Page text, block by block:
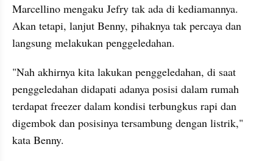
Marcellino mengaku Jefry tak ada di kediamannya.
Akan tetapi, lanjut Benny, pihaknya tak percaya dan
langsung melakukan penggeledahan.
"Nah akhirnya kita lakukan penggeledahan, di saat
penggeledahan didapati adanya posisi dalam rumah
terdapat freezer dalam kondisi terbungkus rapi dan
digembok dan posisinya tersambung dengan listrik,"
kata Benny.